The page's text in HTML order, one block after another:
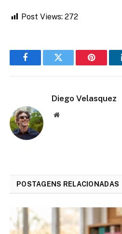
Post Views: 272
FacebookTwitter Pinterest
Diego Velasquez
Website
POSTAGENS RELACIONADAS